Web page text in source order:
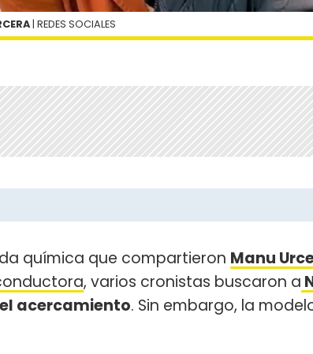
| REDES SOCIALES
química que compartieron Manu
, varios cronistas buscaron a
acercamiento. Sin embargo, la